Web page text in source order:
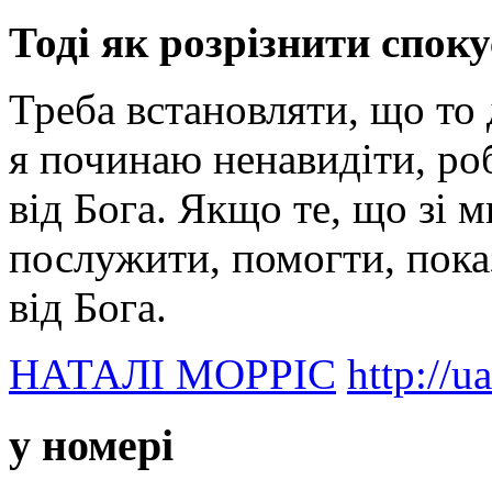
Тоді як розрізнити
Треба встановляти, що
я починаю ненавидіти,
від Бога. Якщо те, що зі
послужити, помогти,
від Бога.
НАТАЛІ МОРРІС http://
у номері